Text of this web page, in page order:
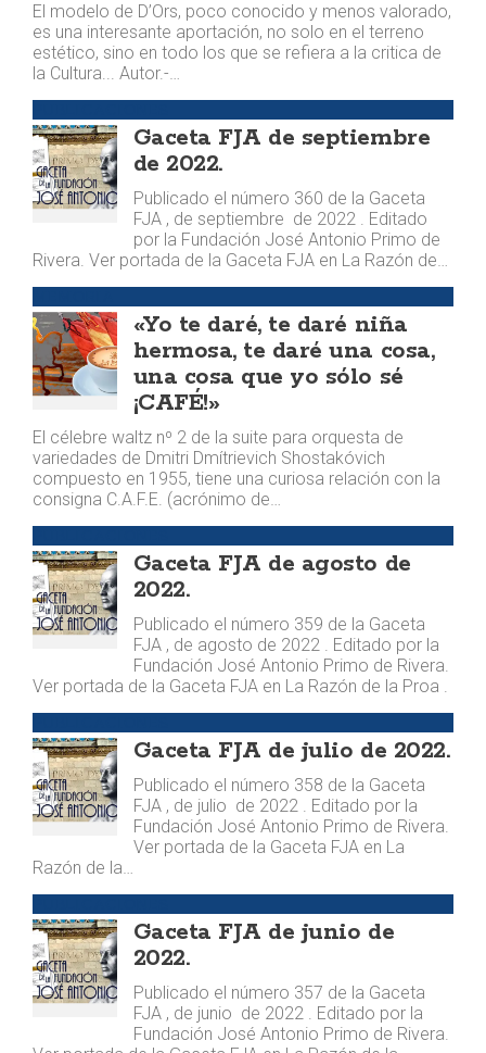
El modelo de D’Ors, poco conocido y menos valorado,
es una interesante aportación, no solo en el terreno
estético, sino en todo los que se refiera a la critica de
la Cultura... Autor.-…
Gaceta FJA de septiembre
de 2022.
Publicado el número 360 de la Gaceta
FJA , de septiembre de 2022 . Editado
por la Fundación José Antonio Primo de
Rivera. Ver portada de la Gaceta FJA en La Razón de…
«Yo te daré, te daré niña
hermosa, te daré una cosa,
una cosa que yo sólo sé
¡CAFÉ!»
El célebre waltz nº 2 de la suite para orquesta de
variedades de Dmitri Dmítrievich Shostakóvich
compuesto en 1955, tiene una curiosa relación con la
consigna C.A.F.E. (acrónimo de…
Gaceta FJA de agosto de
2022.
Publicado el número 359 de la Gaceta
FJA , de agosto de 2022 . Editado por la
Fundación José Antonio Primo de Rivera.
Ver portada de la Gaceta FJA en La Razón de la Proa .
Gaceta FJA de julio de 2022.
Publicado el número 358 de la Gaceta
FJA , de julio de 2022 . Editado por la
Fundación José Antonio Primo de Rivera.
Ver portada de la Gaceta FJA en La
Razón de la…
Gaceta FJA de junio de
2022.
Publicado el número 357 de la Gaceta
FJA , de junio de 2022 . Editado por la
Fundación José Antonio Primo de Rivera.